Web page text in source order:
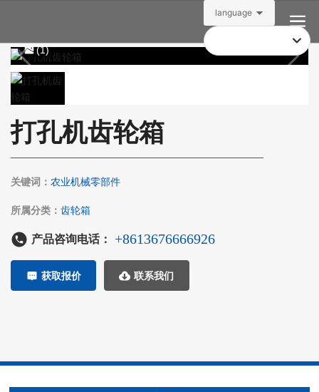
language
(1)
打孔机齿轮箱
关键词： 农业机械零部件
所属分类： 齿轮箱
产品咨询电话： +8613676666926
获取报价 联系我们